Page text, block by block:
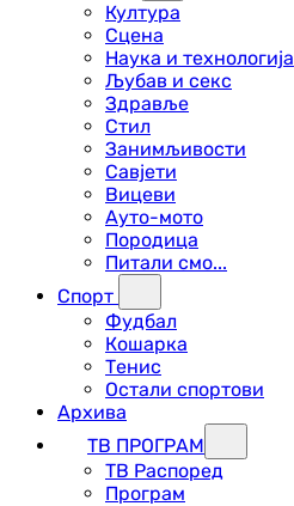
Култура
Сцена
Наука и технологија
Љубав и секс
Здравље
Стил
Занимљивости
Савјети
Вицеви
Ауто-мото
Породица
Питали смо...
Спорт
Фудбал
Кошарка
Тенис
Остали спортови
Архива
ТВ ПРОГРАМ
ТВ Распоред
Програм